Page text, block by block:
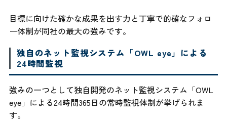
目標に向けた確かな成果を出す力と丁寧で的確なフォロ
ー体制が同社の最大の強みです。
独自のネット監視システム「OWL eye」による
24時間監視
強みの一つとして独自開発のネット監視システム「OWL
eye」による24時間365日の常時監視体制が挙げられま
す。